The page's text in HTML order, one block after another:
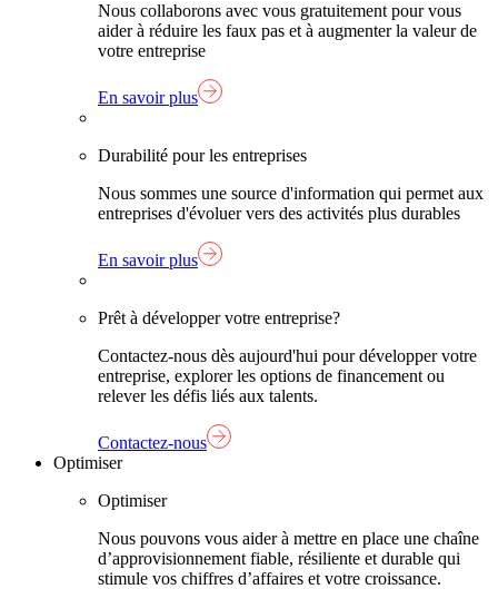
Nous collaborons avec vous gratuitement pour vous
aider à réduire les faux pas et à augmenter la valeur de
votre entreprise
En savoir plus
Durabilité pour les entreprises
Nous sommes une source d'information qui permet aux
entreprises d'évoluer vers des activités plus durables
En savoir plus
Prêt à développer votre entreprise?
Contactez-nous dès aujourd'hui pour développer votre
entreprise, explorer les options de financement ou
relever les défis liés aux talents.
Contactez-nous
Optimiser
Optimiser
Nous pouvons vous aider à mettre en place une chaîne
d’approvisionnement fiable, résiliente et durable qui
stimule vos chiffres d’affaires et votre croissance.